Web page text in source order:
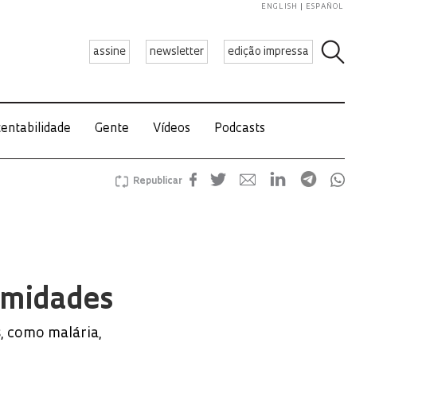
assine newsletter edição impressa
ENGLISH ESPAÑOL
Gente Vídeos Podcasts
Republicar
como malária,